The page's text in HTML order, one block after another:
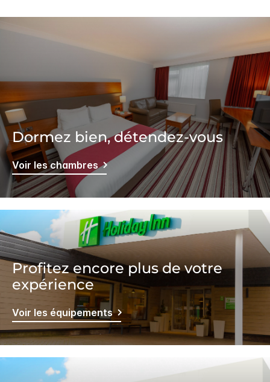
Dormez bien, détendez-vous
Voir les chambres
Profitez encore plus de votre
expérience
Voir les équipements